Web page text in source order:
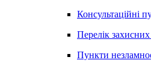
Консультаційні
Перелік
Пункти